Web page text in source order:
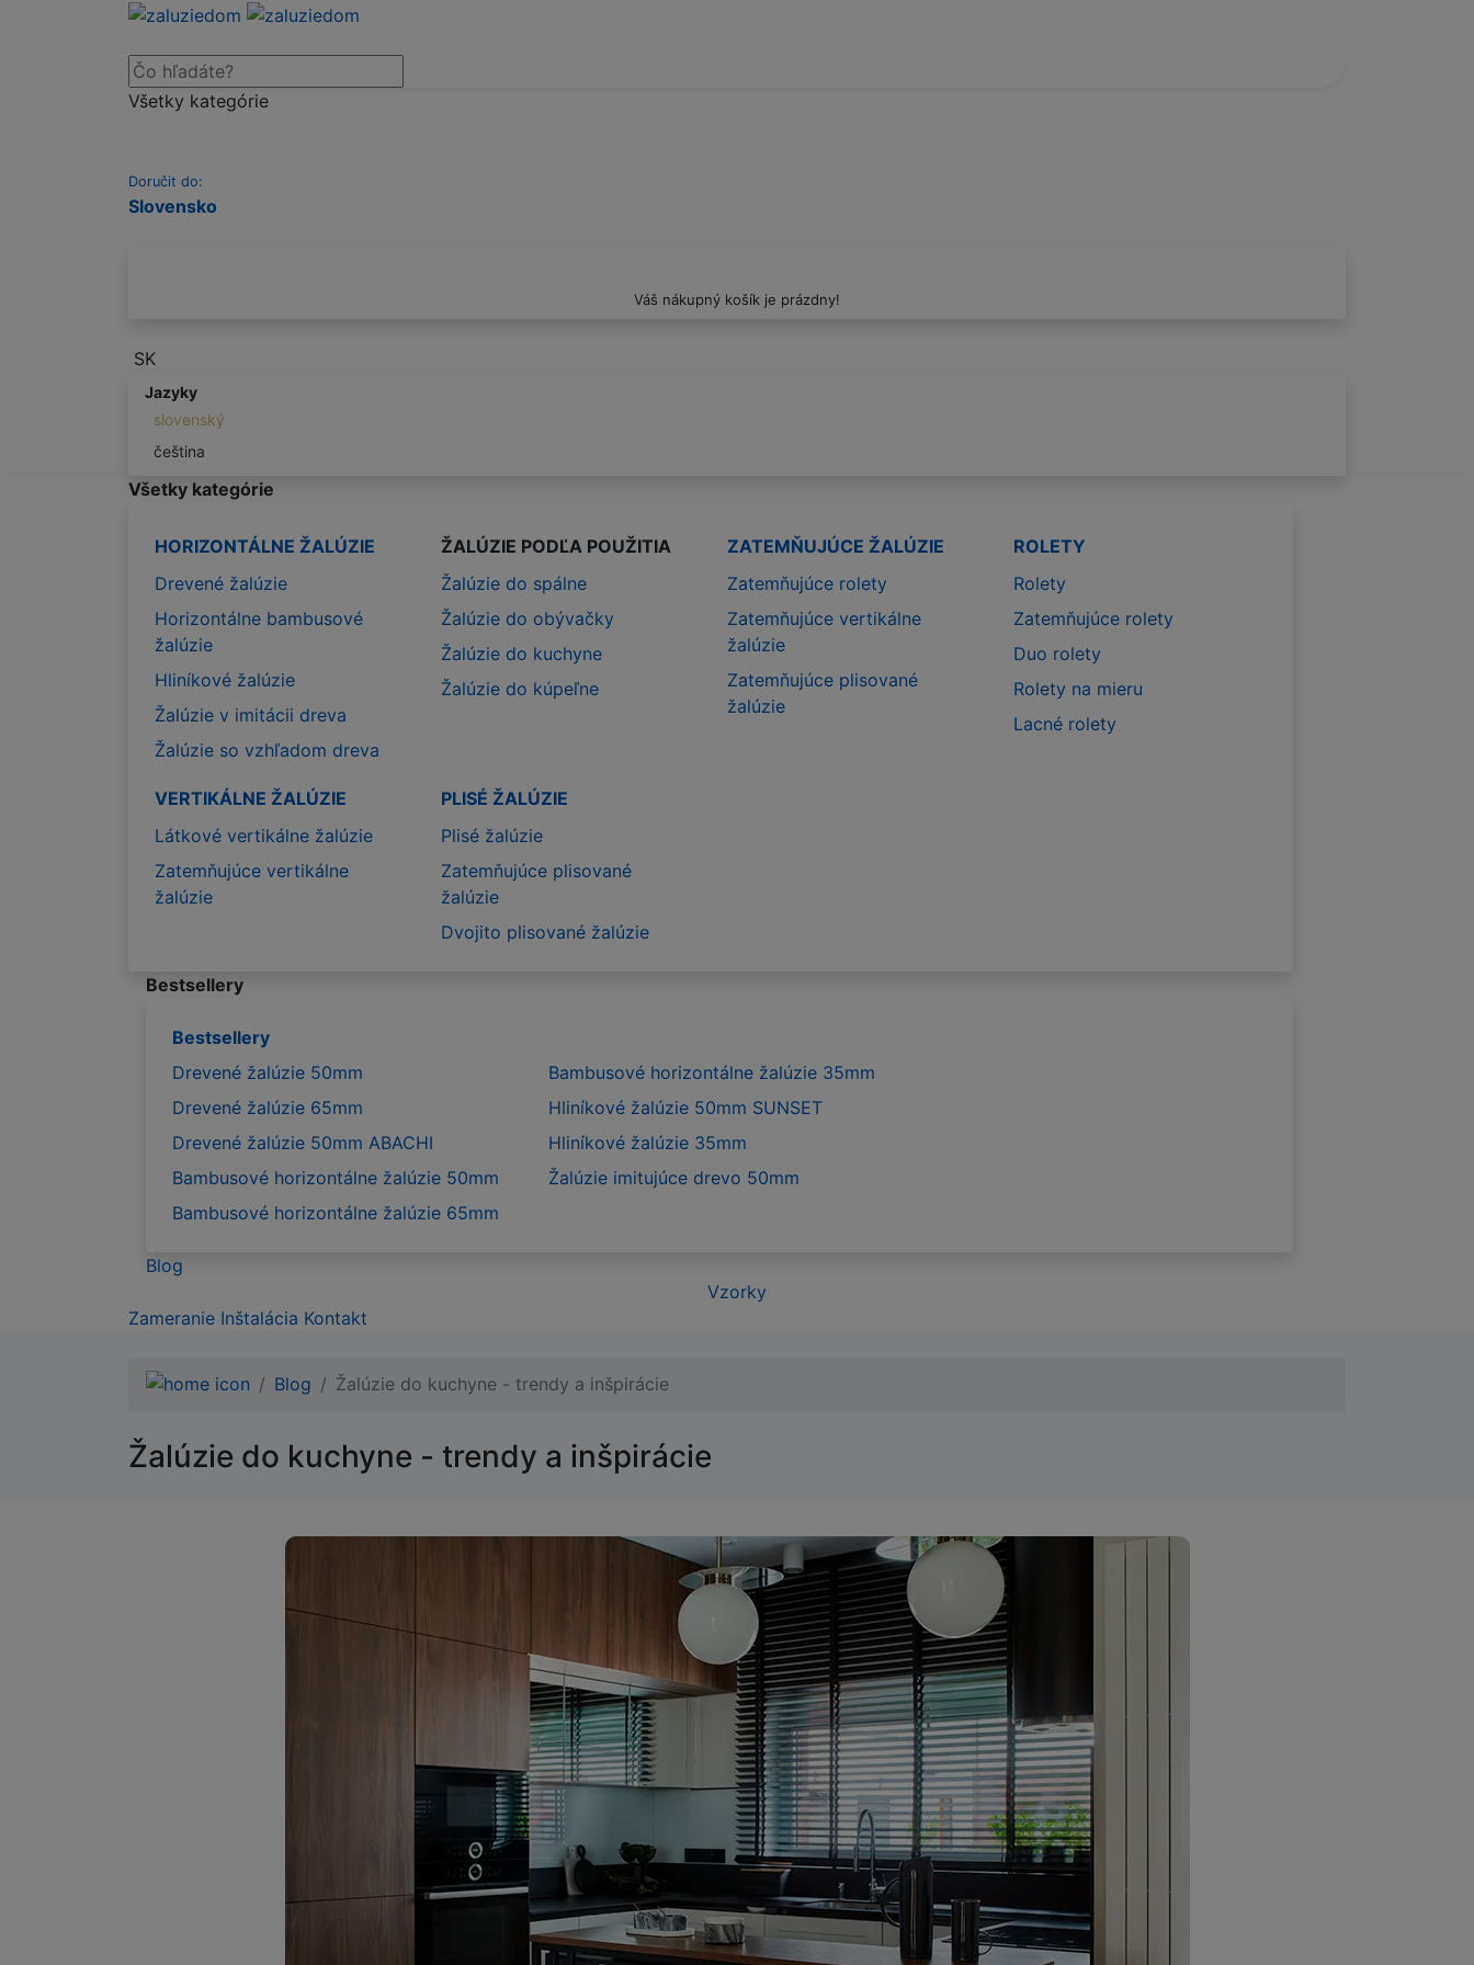
Všetky kategórie
Doručit do:
Slovensko
Váš nákupný košík je prázdny!
SK
Jazyky
slovenský
čeština
Všetky kategórie
HORIZONTÁLNE ŽALÚZIE
Drevené žalúzie
Horizontálne bambusové
žalúzie
Hliníkové žalúzie
Žalúzie v imitácii dreva
Žalúzie so vzhľadom dreva
ŽALÚZIE PODĽA POUŽITIA
Žalúzie do spálne
Žalúzie do obývačky
Žalúzie do kuchyne
Žalúzie do kúpeľne
ZATEMŇUJÚCE ŽALÚZIE
Zatemňujúce rolety
Zatemňujúce vertikálne
žalúzie
Zatemňujúce plisované
žalúzie
ROLETY
Rolety
Zatemňujúce rolety
Duo rolety
Rolety na mieru
Lacné rolety
VERTIKÁLNE ŽALÚZIE
Látkové vertikálne žalúzie
Zatemňujúce vertikálne
žalúzie
PLISÉ ŽALÚZIE
Plisé žalúzie
Zatemňujúce plisované
žalúzie
Dvojito plisované žalúzie
Bestsellery
Bestsellery
Drevené žalúzie 50mm
Drevené žalúzie 65mm
Drevené žalúzie 50mm ABACHI
Bambusové horizontálne žalúzie 50mm
Bambusové horizontálne žalúzie 65mm
Bambusové horizontálne žalúzie 35mm
Hliníkové žalúzie 50mm SUNSET
Hliníkové žalúzie 35mm
Žalúzie imitujúce drevo 50mm
Blog
Vzorky
Zameranie Inštalácia Kontakt
Blog Žalúzie do kuchyne - trendy a inšpirácie
Žalúzie do kuchyne - trendy a inšpirácie